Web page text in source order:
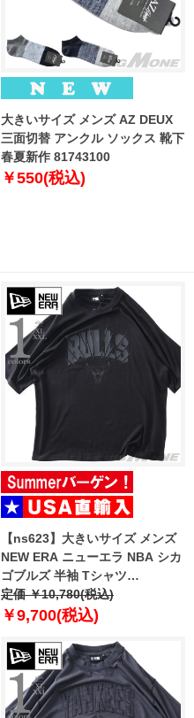
大きいサイズ メンズ AZ DEUX
三面切替 アンクル ソックス 靴下
春夏新作 81743100
￥550(税込)
【ns623】大きいサイズ メンズ
NEW ERA ニューエラ NBA シカ
ゴブルズ 半袖 Tシャツ
CHICAGO BULLS NBA BLACK
OVERSIZED T-SHIRT USA直輸
定価 ￥10,780(税込)
￥9,700(税込)